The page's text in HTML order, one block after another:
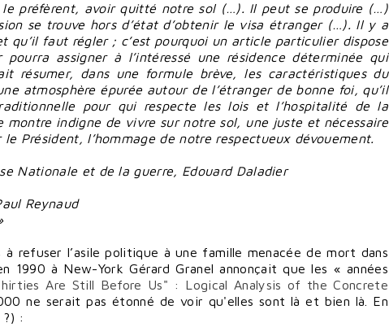
le préfèrent, avoir quitté notre sol (…). Il peut se produire (…)
se trouve hors d’état d’obtenir le visa étranger (…). Il y a
faut régler ; c’est pourquoi un article particulier dispose
assigner à l’intéressé une résidence déterminée qui
résumer, dans une formule brève, les caractéristiques du
atmosphère épurée autour de l’étranger de bonne foi, qu’il
pour qui respecte les lois et l’hospitalité de la
indigne de vivre sur notre sol, une juste et nécessaire
Président, l’hommage de notre respectueux dévouement.
Nationale et de la guerre, Edouard Daladier
Reynaud
à refuser l’asile politique à une famille menacée de mort dans
1990 à New-York Gérard Granel annonçait que les « années
Are Still Before Us" : Logical Analysis of the Concrete
ne serait pas étonné de voir qu'elles sont là et bien là. En
: